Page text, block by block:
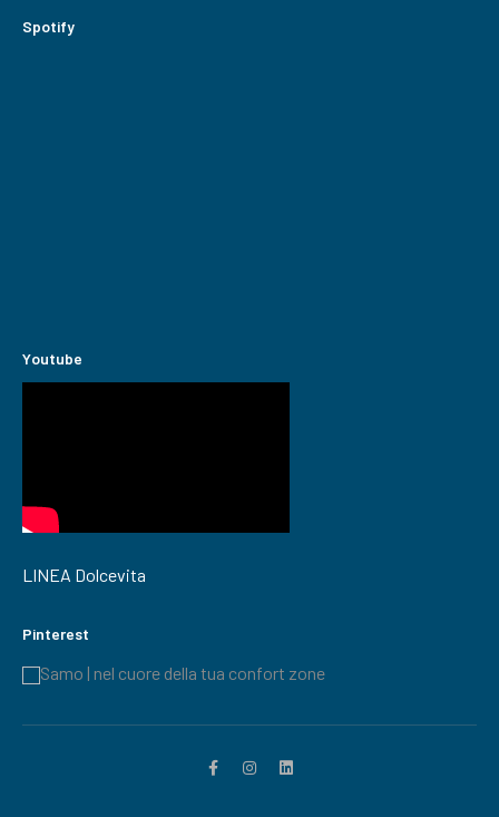
Spotify
Youtube
LINEA Dolcevita
Pinterest
Samo | nel cuore della tua confort zone